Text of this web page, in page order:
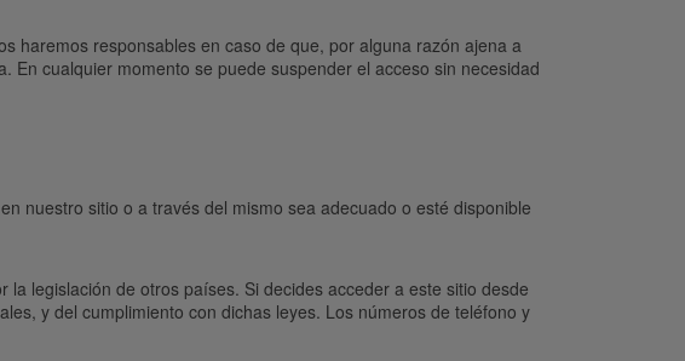
haremos responsables en caso de que, por alguna razón ajena a
cualquier momento se puede suspender el acceso sin necesidad
nuestro sitio o a través del mismo sea adecuado o esté disponible
legislación de otros países. Si decides acceder a este sitio desde
y del cumplimiento con dichas leyes. Los números de teléfono y